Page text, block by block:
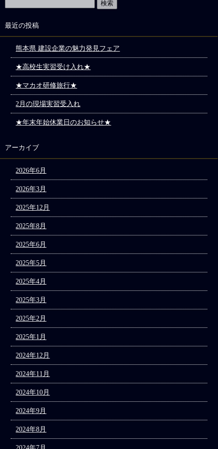
最近の投稿
熊本県 建設企業の魅力発見フェア
★高校生実習受け入れ★
★マカオ研修旅行★
2月の現場実習受入れ
★年末年始休業日のお知らせ★
アーカイブ
2026年6月
2026年3月
2025年12月
2025年8月
2025年6月
2025年5月
2025年4月
2025年3月
2025年2月
2025年1月
2024年12月
2024年11月
2024年10月
2024年9月
2024年8月